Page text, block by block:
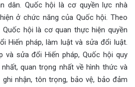
dân. Quốc hội là cơ quyền lực nhà
ở chức năng của Quốc hội. Theo
Quốc hội là cơ quan thực hiện quyền
Hiến pháp, làm luật và sửa đổi luật.
và sửa đổi Hiến pháp, Quốc hội quy
quan trọng nhất về hình thức và
nhận, tôn trọng, bảo vệ, bảo đảm